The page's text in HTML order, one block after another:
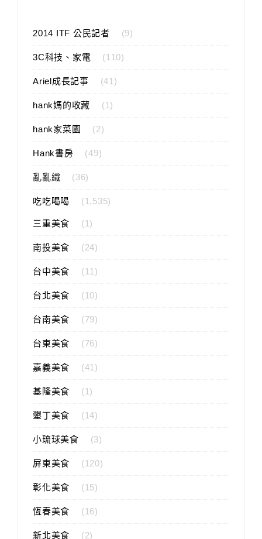
2014 ITF 公民記者 (9)
3C科技、家電 (110)
Ariel成長記事 (41)
hank媽的收藏 (1)
hank家菜園 (2)
Hank書房 (49)
亂亂織 (36)
吃吃喝喝 (1,535)
三重美食 (1)
南投美食 (24)
台中美食 (11)
台北美食 (10)
台南美食 (79)
台東美食 (76)
嘉義美食 (41)
基隆美食 (1)
墾丁美食 (14)
小琉球美食 (3)
屏東美食 (120)
彰化美食 (15)
恆春美食 (16)
新北美食 (2)